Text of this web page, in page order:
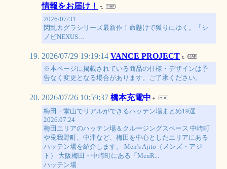
情報をお届け！
2026/07/31
閃乱カグラシリーズ最新作！命懸けで獲りにゆく。『シ
ノビNEXUS…
2026/07/29 19:19:14 VANCE PROJECT
※本ページに掲載されている商品の仕様・デザインは予
告なく変更となる場合があります。ご了承ください。
2026/07/26 10:59:37 橋本充電中
梅田・堂山でリアルができるハッテン場まとめ19選
2026.07.24
梅田エリアのハッテン場＆クルージングスペース 中崎町
や兎我野町、中津など、梅田を中心としたエリアにある
ハッテン場を紹介します。 Men’s Ajito（メンズ・アジ
ト） 大阪梅田・中崎町にある「MenR...
ハッテン場